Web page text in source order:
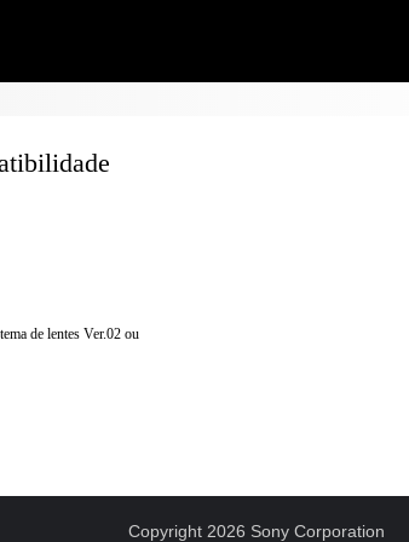
de lentes Ver.02 ou
Copyright 2026 Sony Corporation